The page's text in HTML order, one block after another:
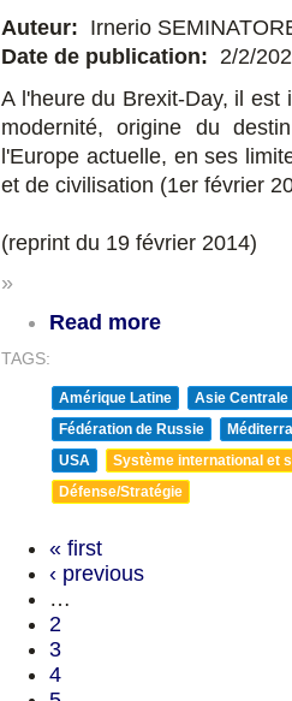
Auteur: Irnerio
Date de publication: 2/2/
A l'heure du Brexit-Day, il
modernité, origine du
l'Europe actuelle, en ses
et de civilisation (1er février
(reprint du 19 février 2014)
»
Read more
TAGS:
Amérique Latine
Asie Centrale
Fédération de Russie
USA
Système international et
Défense/Stratégie
« first
‹ previous
…
2
3
4